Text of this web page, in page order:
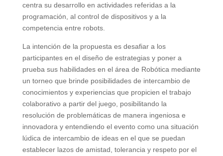
centra su desarrollo en actividades referidas a la
programación, al control de dispositivos y a la
competencia entre robots.
La intención de la propuesta es desafiar a los
participantes en el diseño de estrategias y poner a
prueba sus habilidades en el área de Robótica mediante
un torneo que brinde posibilidades de intercambio de
conocimientos y experiencias que propicien el trabajo
colaborativo a partir del juego, posibilitando la
resolución de problemáticas de manera ingeniosa e
innovadora y entendiendo el evento como una situación
lúdica de intercambio de ideas en el que se puedan
establecer lazos de amistad, tolerancia y respeto por el